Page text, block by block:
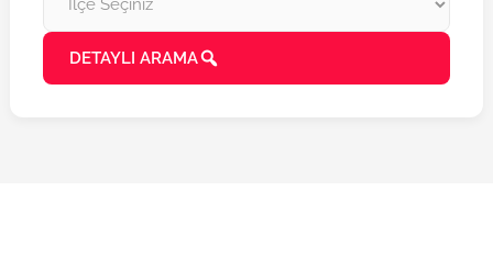
DETAYLI ARAMA